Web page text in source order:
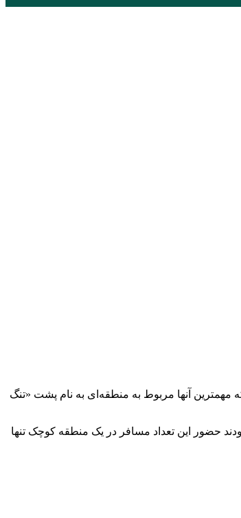
آنها مربوط به منطقه‌ای به نام پشت «تنگ
حضور این تعداد مسافر در یک منطقه کوچک تنها